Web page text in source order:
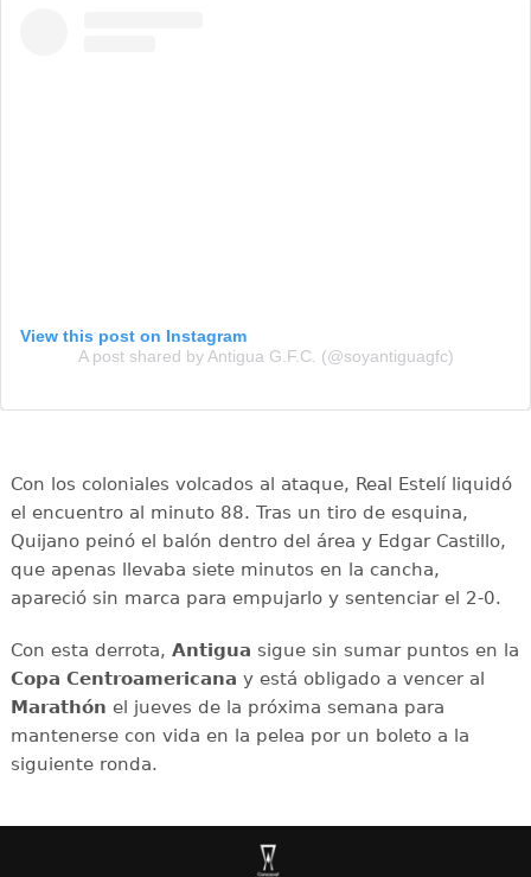
View this post on Instagram
A post shared by Antigua G.F.C. (@soyantiguagfc)
Con los coloniales volcados al ataque, Real Estelí liquidó
el encuentro al minuto 88. Tras un tiro de esquina,
Quijano peinó el balón dentro del área y Edgar Castillo,
que apenas llevaba siete minutos en la cancha,
apareció sin marca para empujarlo y sentenciar el 2-0.
Con esta derrota, Antigua sigue sin sumar puntos en la
Copa Centroamericana y está obligado a vencer al
Marathón el jueves de la próxima semana para
mantenerse con vida en la pelea por un boleto a la
siguiente ronda.